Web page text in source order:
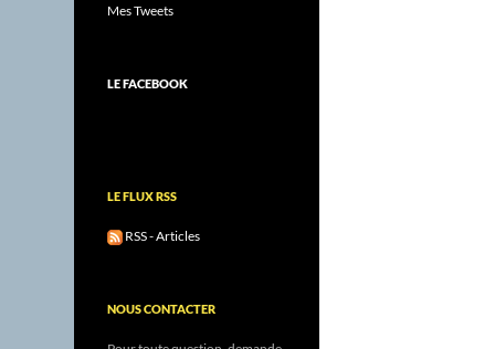
Mes Tweets
LE FACEBOOK
LE FLUX RSS
RSS - Articles
NOUS CONTACTER